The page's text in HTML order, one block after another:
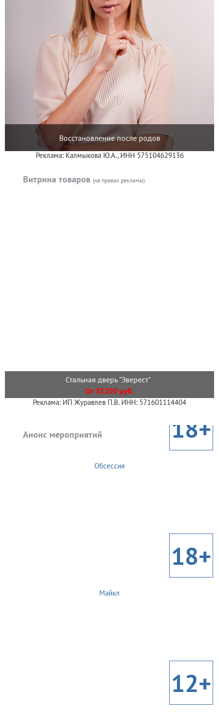
Восстановление после родов
Реклама: Калмыкова Ю.А., ИНН 575104629136
Витрина товаров (на правах рекламы)
Стальная дверь "Эверест"
От 35200 руб.
Реклама: ИП Журавлев П.В. ИНН: 571601114404
Анонс мероприятий 18+
Обсессия
18+
Майкл
12+